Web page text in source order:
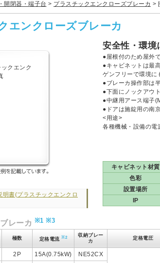
開閉器・端子台 > プラスチックエンクローズブレーカ >
エンクローズブレーカ
明書(プラスチックエンクロ
安全性・環境
●屋根付のため屋外
●キャビネットは最
ゲンフリーで環境に
●ブレーカ操作部は
●下面にノックアウ
●中継用アース端子
●ドアは施錠用の南
<用途>
各種機械・設備の電
キャビネット材質
色彩
設置場所
IP
レーカ ※1 ※3
極数 定格電流※2
収納ブレー
カ
定格電圧
2P 15A(0.75kW) NE52CX